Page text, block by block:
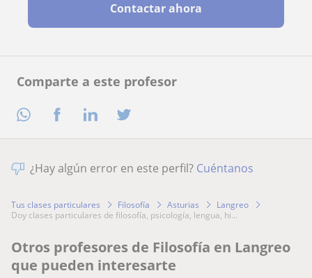
Comparte a este profesor
Contactar ahora
¿Hay algún error en este perfil? Cuéntanos
Tus clases particulares Filosofía Asturias
Langreo
doy clases particulares de filosofía, psicología, lengua, hi...
Otros profesores de Filosofía en Langreo
que pueden interesarte